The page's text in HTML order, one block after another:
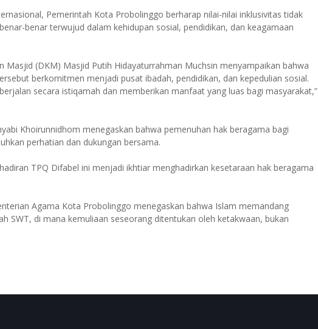
Pemerintah Kota Probolinggo berharap nilai-nilai inklusivitas tidak
benar terwujud dalam kehidupan sosial, pendidikan, dan keagamaan
Masjid (DKM) Masjid Putih Hidayaturrahman Muchsin menyampaikan bahwa
berkomitmen menjadi pusat ibadah, pendidikan, dan kepedulian sosial.
secara istiqamah dan memberikan manfaat yang luas bagi masyarakat,”
Khoirunnidhom menegaskan bahwa pemenuhan hak beragama bagi
perhatian dan dukungan bersama.
TPQ Difabel ini menjadi ikhtiar menghadirkan kesetaraan hak beragama
Agama Kota Probolinggo menegaskan bahwa Islam memandang
SWT, di mana kemuliaan seseorang ditentukan oleh ketakwaan, bukan